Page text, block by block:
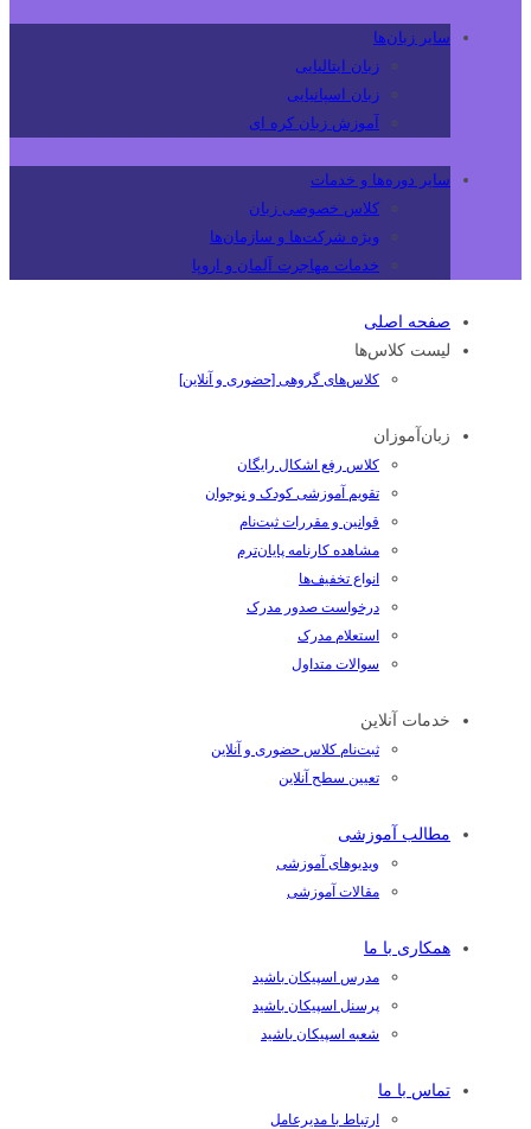
سایر زبان‌ها
زبان ایتالیایی
زبان اسپانیایی
آموزش زبان کره ای
سایر دوره‌ها و خدمات
کلاس خصوصی زبان
ویژه شرکت‌ها و سازمان‌ها
خدمات مهاجرت آلمان و اروپا
صفحه اصلی
لیست کلاس‌ها
کلاس‌های گروهی [حضوری و آنلاین]
زبان‌آموزان
کلاس رفع اشکال رایگان
تقویم آموزشی کودک و نوجوان
قوانین و مقررات ثبت‌نام
مشاهده کارنامه پایان‌ترم
انواع تخفیف‌ها
درخواست صدور مدرک
استعلام مدرک
سوالات متداول
خدمات آنلاین
ثبت‌نام کلاس حضوری و آنلاین
تعیین سطح آنلاین
مطالب آموزشی
ویدیوهای آموزشی
مقالات آموزشی
همکاری با ما
مدرس اسپیکان باشید
پرسنل اسپیکان باشید
شعبه اسپیکان باشید
تماس با ما
ارتباط با مدیرعامل